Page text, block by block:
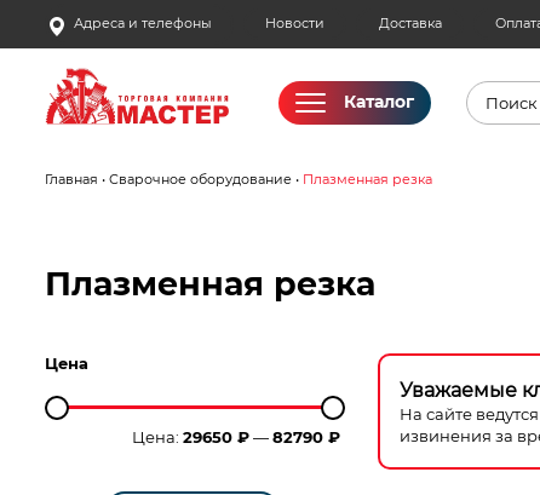
to
content
Адреса и телефоны Новости Доставка
Бассейны
Инструмент ручной
Каталог
Поиск
Главная • Сварочное оборудование • Плазменная резка
Плазменная резка
Уважаемые
На сайте
извинения за
Цена
Цена: 29650 ₽— 82790 ₽